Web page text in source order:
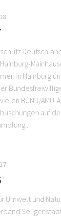
in Hainburg
BUND/
auf
Umwelt und